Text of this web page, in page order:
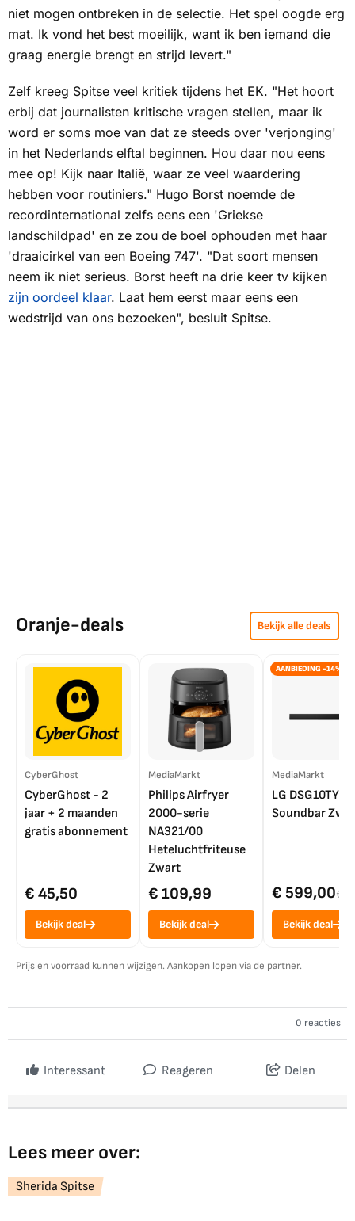
niet mogen ontbreken in de selectie. Het spel oogde erg
mat. Ik vond het best moeilijk, want ik ben iemand die
graag energie brengt en strijd levert."
Zelf kreeg Spitse veel kritiek tijdens het EK. "Het hoort
erbij dat journalisten kritische vragen stellen, maar ik
word er soms moe van dat ze steeds over 'verjonging'
in het Nederlands elftal beginnen. Hou daar nou eens
mee op! Kijk naar Italië, waar ze veel waardering
hebben voor routiniers." Hugo Borst noemde de
recordinternational zelfs eens een 'Griekse
landschildpad' en ze zou de boel ophouden met haar
'draaicirkel van een Boeing 747'. "Dat soort mensen
neem ik niet serieus. Borst heeft na drie keer tv kijken
zijn oordeel klaar. Laat hem eerst maar eens een
wedstrijd van ons bezoeken", besluit Spitse.
Oranje-deals Bekijk alle deals
CyberGhost
CyberGhost - 2
jaar + 2 maanden
gratis abonnement
€ 45,50
Bekijk deal
MediaMarkt
Philips Airfryer
2000-serie
NA321/00
Heteluchtfriteuse
Zwart
€ 109,99
Bekijk deal
AANBIEDING -14%
MediaMarkt
LG DSG10TY
Soundbar
€ 599,00€
Bekijk deal
Prijs en voorraad kunnen wijzigen. Aankopen lopen via de partner.
0 reacties
Interessant Reageren Delen
Lees meer over:
Sherida Spitse